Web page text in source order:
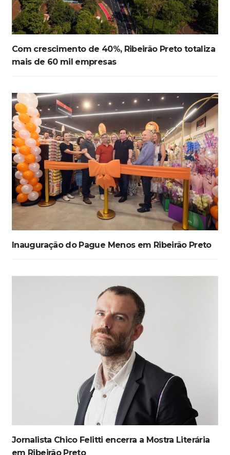
Com crescimento de 40%, Ribeirão Preto totaliza
mais de 60 mil empresas
Inauguração do Pague Menos em Ribeirão Preto
Jornalista Chico Felitti encerra a Mostra Literária
em Ribeirão Preto